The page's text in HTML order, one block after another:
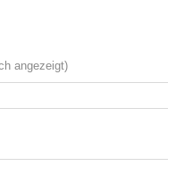
angezeigt)